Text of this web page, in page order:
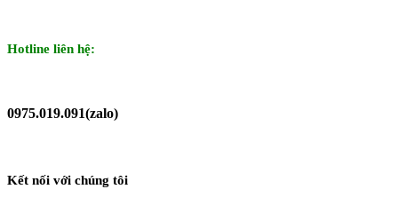
Hotline liên hệ:
0975.019.091(zalo)
Kết nối với chúng tôi